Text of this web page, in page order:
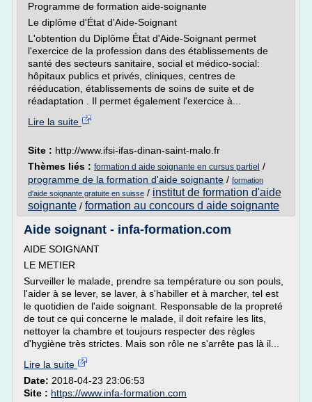
Programme de formation aide-soignante
Le diplôme d'État d'Aide-Soignant
L'obtention du Diplôme État d'Aide-Soignant permet
l'exercice de la profession dans des établissements de
santé des secteurs sanitaire, social et médico-social:
hôpitaux publics et privés, cliniques, centres de
rééducation, établissements de soins de suite et de
réadaptation . Il permet également l'exercice à...
Lire la suite
Site : http://www.ifsi-ifas-dinan-saint-malo.fr
Thèmes liés : formation d aide soignante en cursus partiel /
programme de la formation d'aide soignante / formation
d'aide soignante gratuite en suisse / institut de formation d'aide
soignante / formation au concours d aide soignante
Aide soignant - infa-formation.com
AIDE SOIGNANT
LE METIER
Surveiller le malade, prendre sa température ou son pouls,
l'aider à se lever, se laver, à s'habiller et à marcher, tel est
le quotidien de l'aide soignant. Responsable de la propreté
de tout ce qui concerne le malade, il doit refaire les lits,
nettoyer la chambre et toujours respecter des règles
d'hygiène très strictes. Mais son rôle ne s'arrête pas là il...
Lire la suite
Date: 2018-04-23 23:06:53
Site : https://www.infa-formation.com